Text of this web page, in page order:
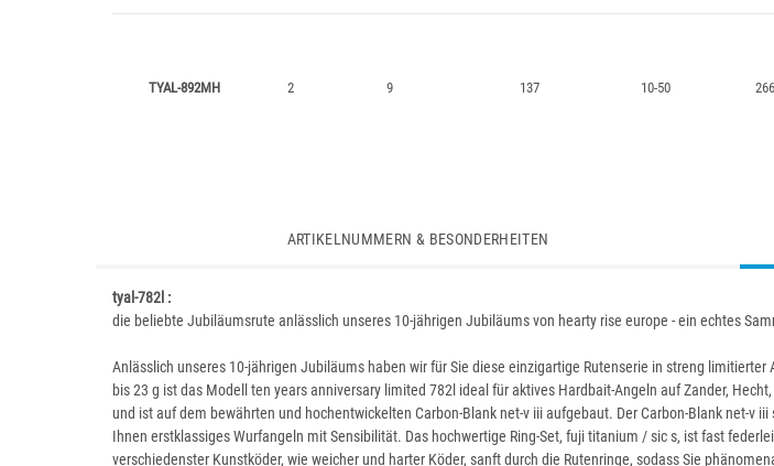
TYAL-892MH 2 9 137 10-50 266
ARTIKELNUMMERN & BESONDERHEITEN
tyal-782l :
die beliebte Jubiläumsrute anlässlich unseres 10-jährigen Jubiläums von hearty rise europe - ein echtes
Anlässlich unseres 10-jährigen Jubiläums haben wir für Sie diese einzigartige Rutenserie in streng
bis 23 g ist das Modell ten years anniversary limited 782l ideal für aktives Hardbait-Angeln auf Zander,
und ist auf dem bewährten und hochentwickelten Carbon-Blank net-v iii aufgebaut. Der Carbon-Blank net-
Ihnen erstklassiges Wurfangeln mit Sensibilität. Das hochwertige Ring-Set, fuji titanium / sic s, ist fast
verschiedenster Kunstköder, wie weicher und harter Köder, sanft durch die Rutenringe, sodass Sie